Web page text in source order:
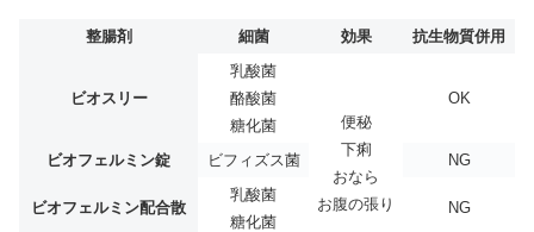
整腸剤 細菌 効果 抗生物質併用
ビオスリー
乳酸菌
酪酸菌
糖化菌
便秘
下痢
おなら
お腹の張り
OK
ビオフェルミン錠 ビフィズス菌 NG
ビオフェルミン配合散
乳酸菌
糖化菌
NG